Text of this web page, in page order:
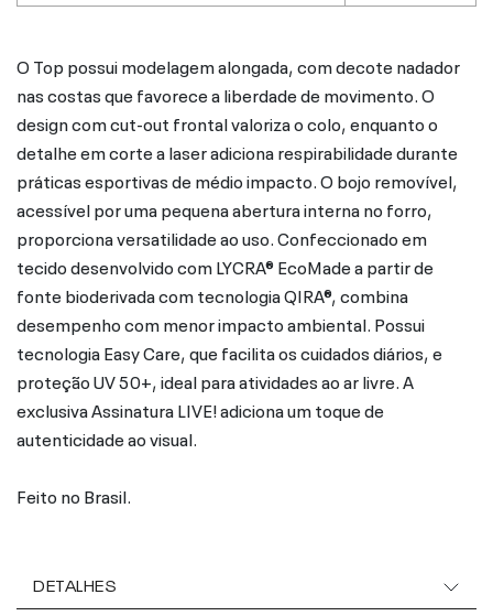
O Top possui modelagem alongada, com decote nadador
nas costas que favorece a liberdade de movimento. O
design com cut-out frontal valoriza o colo, enquanto o
detalhe em corte a laser adiciona respirabilidade durante
práticas esportivas de médio impacto. O bojo removível,
acessível por uma pequena abertura interna no forro,
proporciona versatilidade ao uso. Confeccionado em
tecido desenvolvido com LYCRA® EcoMade a partir de
fonte bioderivada com tecnologia QIRA®, combina
desempenho com menor impacto ambiental. Possui
tecnologia Easy Care, que facilita os cuidados diários, e
proteção UV 50+, ideal para atividades ao ar livre. A
exclusiva Assinatura LIVE! adiciona um toque de
autenticidade ao visual.
Feito no Brasil.
DETALHES